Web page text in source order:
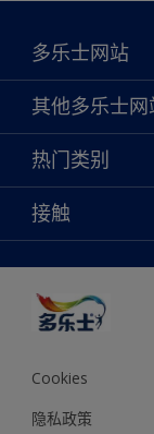
多乐士网站
关于我们
联系我们
查找店铺
绿色工厂
其他多乐士网
焕新服务
多乐士专业
天猫官方旗舰店
抖音官方旗舰店
热门类别
颜色
产品
创意灵感
装修建议
可持续发展
多乐士2025年度
接触
颜色准确性
Cookies
隐私政策